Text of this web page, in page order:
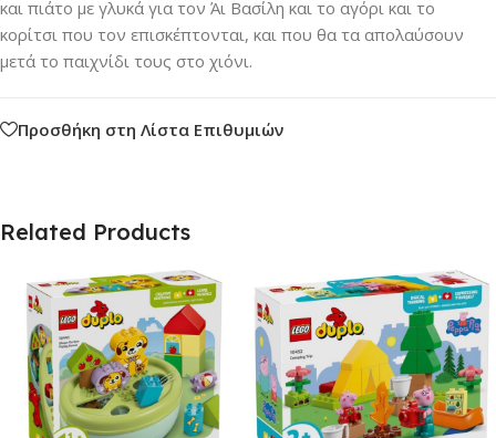
και πιάτο με γλυκά για τον Άι Βασίλη και το αγόρι και το
κορίτσι που τον επισκέπτονται, και που θα τα απολαύσουν
μετά το παιχνίδι τους στο χιόνι.
Προσθήκη στη Λίστα Επιθυμιών
Related Products